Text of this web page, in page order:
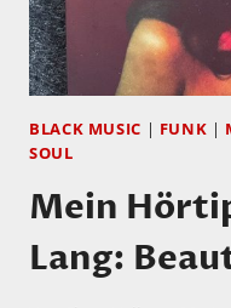
BLACK MUSIC | FUNK |
SOUL
Mein
Lang: